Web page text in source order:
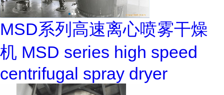
MSD系列高速离心喷雾干燥
机 MSD series high speed
centrifugal spray dryer